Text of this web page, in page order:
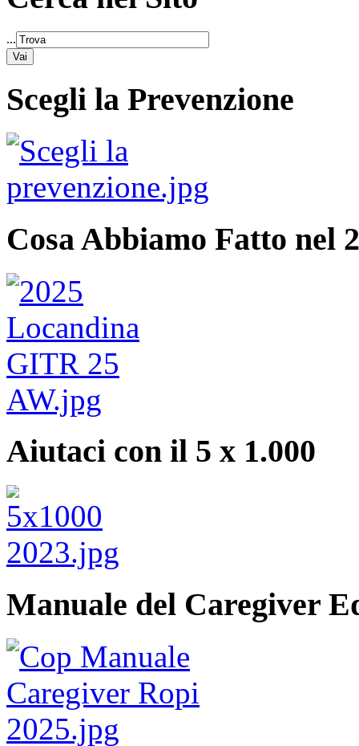
...
Scegli la Prevenzione
Cosa Abbiamo Fatto nel
Aiutaci con il 5 x 1.000
Manuale del Caregiver